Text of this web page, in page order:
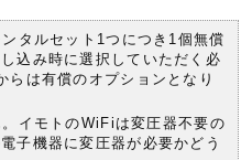
タルセット1つにつき1個無償
込み時に選択していただく必
らは有償のオプションとなり
イモトのWiFiは変圧器不要の
子機器に変圧器が必要かどう